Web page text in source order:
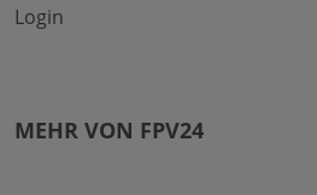
Login
MEHR VON FPV24